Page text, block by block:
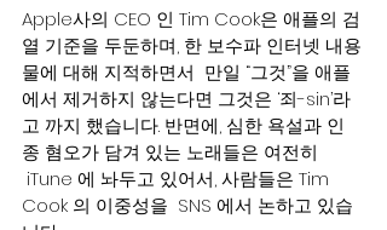
Apple사의 CEO 인 Tim Cook은 애플의 검
열 기준을 두둔하며, 한 보수파 인터넷 내용
물에 대해 지적하면서  만일 “그것”을 애플
에서 제거하지 않는다면 그것은 ‘죄-sin’라
고 까지 했습니다. 반면에, 심한 욕설과 인
종 혐오가 담겨 있는 노래들은 여전히
iTune 에 놔두고 있어서, 사람들은 Tim
Cook 의 이중성을  SNS 에서 논하고 있습